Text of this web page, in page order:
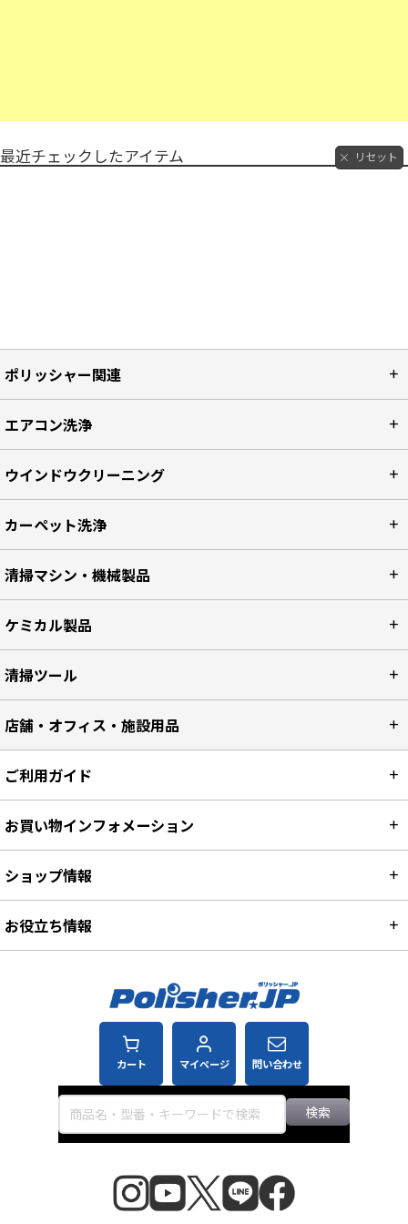
最近チェックしたアイテム リセット
ポリッシャー関連
エアコン洗浄
ウインドウクリーニング
カーペット洗浄
清掃マシン・機械製品
ケミカル製品
清掃ツール
店舗・オフィス・施設用品
カート マイページ 問い合わせ
検索
ご利用ガイド
お買い物インフォメーション
ショップ情報
お役立ち情報